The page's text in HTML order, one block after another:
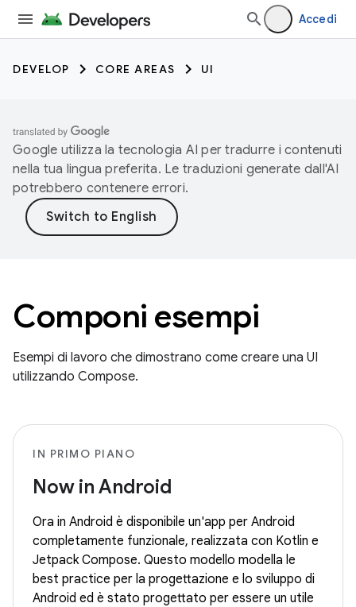
Accedi
DEVELOP CORE AREAS UI
Google utilizza la tecnologia AI per tradurre i contenuti
nella tua lingua preferita. Le traduzioni generate dall'AI
potrebbero contenere errori.
Componi esempi
Esempi di lavoro che dimostrano come creare una UI
utilizzando Compose.
IN PRIMO PIANO
Now in Android
Ora in Android è disponibile un'app per Android
completamente funzionale, realizzata con Kotlin e
Jetpack Compose. Questo modello modella le
best practice per la progettazione e lo sviluppo di
Android ed è stato progettato per essere un utile